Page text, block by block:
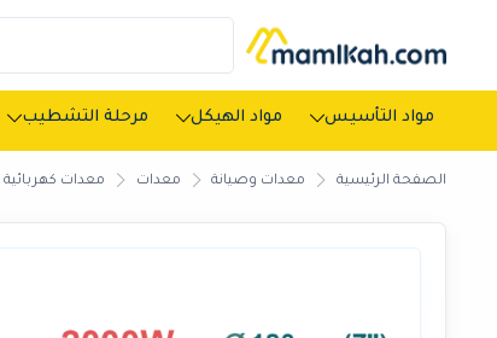
مواد التأسيس مواد الهيكل مرحلة التشطيب
الصفحة الرئيسية معدات وصيانة معدات معدات كهربائية